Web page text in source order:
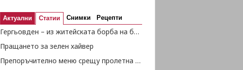
Актуални Статии Снимки Рецепти
Гергьовден – из житейската борба на баба Веса
Пращането за зелен хайвер
Препоръчително меню срещу пролетна умора